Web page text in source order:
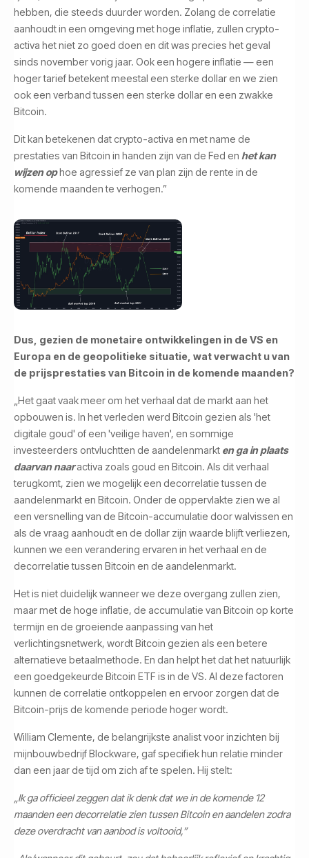
hebben, die steeds duurder worden. Zolang de correlatie
aanhoudt in een omgeving met hoge inflatie, zullen crypto-
activa het niet zo goed doen en dit was precies het geval
sinds november vorig jaar. Ook een hogere inflatie — een
hoger tarief betekent meestal een sterke dollar en we zien
ook een verband tussen een sterke dollar en een zwakke
Bitcoin.
Dit kan betekenen dat crypto-activa en met name de
prestaties van Bitcoin in handen zijn van de Fed en het kan
wijzen ophoe agressief ze van plan zijn de rente in de
komende maanden te verhogen.”
Dus, gezien de monetaire ontwikkelingen in de VS en
Europa en de geopolitieke situatie, wat verwacht u van
de prijsprestaties van Bitcoin in de komende maanden?
„Het gaat vaak meer om het verhaal dat de markt aan het
opbouwen is. In het verleden werd Bitcoin gezien als 'het
digitale goud' of een 'veilige haven', en sommige
investeerders ontvluchtten de aandelenmarkt en ga in plaats
daarvan naaractiva zoals goud en Bitcoin. Als dit verhaal
terugkomt, zien we mogelijk een decorrelatie tussen de
aandelenmarkt en Bitcoin. Onder de oppervlakte zien we al
een versnelling van de Bitcoin-accumulatie door walvissen en
als de vraag aanhoudt en de dollar zijn waarde blijft verliezen,
kunnen we een verandering ervaren in het verhaal en de
decorrelatie tussen Bitcoin en de aandelenmarkt.
Het is niet duidelijk wanneer we deze overgang zullen zien,
maar met de hoge inflatie, de accumulatie van Bitcoin op korte
termijn en de groeiende aanpassing van het
verlichtingsnetwerk, wordt Bitcoin gezien als een betere
alternatieve betaalmethode. En dan helpt het dat het natuurlijk
een goedgekeurde Bitcoin ETF is in de VS. Al deze factoren
kunnen de correlatie ontkoppelen en ervoor zorgen dat de
Bitcoin-prijs de komende periode hoger wordt.
William Clemente, de belangrijkste analist voor inzichten bij
mijnbouwbedrijf Blockware, gaf specifiek hun relatie minder
dan een jaar de tijd om zich af te spelen. Hij stelt:
„Ik ga officieel zeggen dat ik denk dat we in de komende 12
maanden een decorrelatie zien tussen Bitcoin en aandelen zodra
deze overdracht van aanbod is voltooid,”